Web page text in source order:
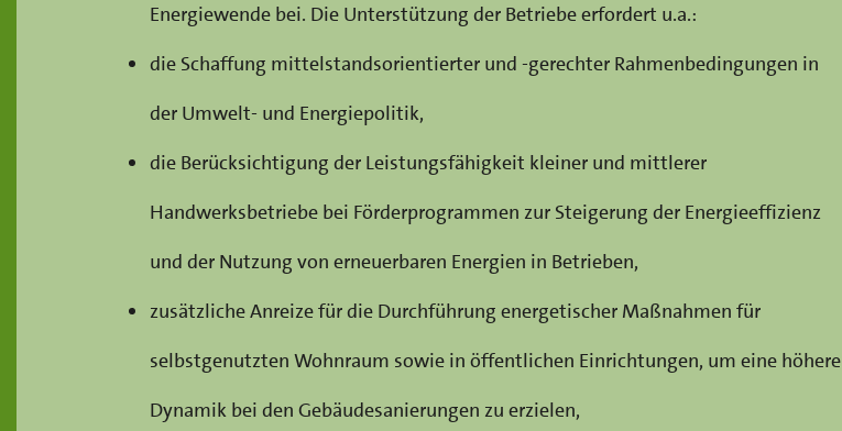
Energiewende bei. Die Unterstützung der Betriebe erfordert u.a.:
die Schaffung mittelstandsorientierter und -gerechter Rahmenbedingungen in
der Umwelt- und Energiepolitik,
die Berücksichtigung der Leistungsfähigkeit kleiner und mittlerer
Handwerksbetriebe bei Förderprogrammen zur Steigerung der Energieeffizienz
und der Nutzung von erneuerbaren Energien in Betrieben,
zusätzliche Anreize für die Durchführung energetischer Maßnahmen für
selbstgenutzten Wohnraum sowie in öffentlichen Einrichtungen, um eine höhere
Dynamik bei den Gebäudesanierungen zu erzielen,